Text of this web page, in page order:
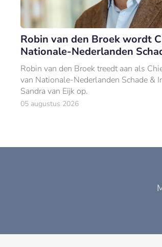
Robin van den Broek wordt
Nationale-Nederlanden
Robin van den Broek treedt aan als
van Nationale-Nederlanden Schade &
Sandra van Eijk op.
05 augustus 2026